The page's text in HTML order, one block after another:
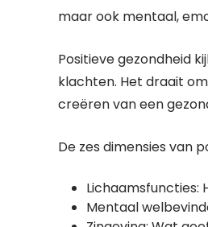
maar ook mentaal,
Positieve gezondheid
klachten. Het draait
creëren van een
De zes dimensies van
Lichaamsfuncties:
Mentaal